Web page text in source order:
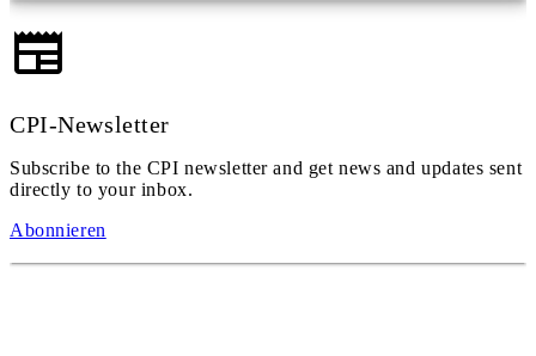
CPI-Newsletter
Subscribe to the CPI newsletter and get news and updates sent
directly to your inbox.
Abonnieren